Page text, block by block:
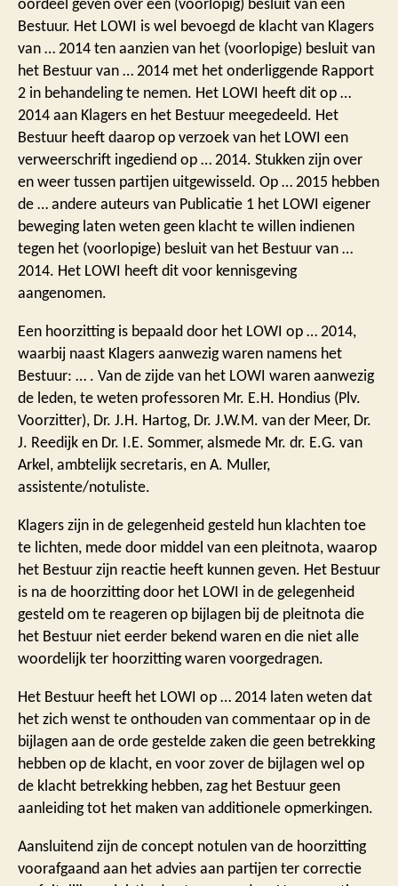
Bestuur. Het LOWI is wel bevoegd de klacht van Klagers
van … 2014 ten aanzien van het (voorlopige) besluit van
het Bestuur van … 2014 met het onderliggende Rapport
2 in behandeling te nemen. Het LOWI heeft dit op …
2014 aan Klagers en het Bestuur meegedeeld. Het
Bestuur heeft daarop op verzoek van het LOWI een
verweerschrift ingediend op … 2014. Stukken zijn over
en weer tussen partijen uitgewisseld. Op … 2015 hebben
de … andere auteurs van Publicatie 1 het LOWI eigener
beweging laten weten geen klacht te willen indienen
tegen het (voorlopige) besluit van het Bestuur van …
2014. Het LOWI heeft dit voor kennisgeving
aangenomen.
Een hoorzitting is bepaald door het LOWI op … 2014,
waarbij naast Klagers aanwezig waren namens het
Bestuur: … . Van de zijde van het LOWI waren aanwezig
de leden, te weten professoren Mr. E.H. Hondius (Plv.
Voorzitter), Dr. J.H. Hartog, Dr. J.W.M. van der Meer, Dr.
J. Reedijk en Dr. I.E. Sommer, alsmede Mr. dr. E.G. van
Arkel, ambtelijk secretaris, en A. Muller,
assistente/notuliste.
Klagers zijn in de gelegenheid gesteld hun klachten toe
te lichten, mede door middel van een pleitnota, waarop
het Bestuur zijn reactie heeft kunnen geven. Het Bestuur
is na de hoorzitting door het LOWI in de gelegenheid
gesteld om te reageren op bijlagen bij de pleitnota die
het Bestuur niet eerder bekend waren en die niet alle
woordelijk ter hoorzitting waren voorgedragen.
Het Bestuur heeft het LOWI op … 2014 laten weten dat
het zich wenst te onthouden van commentaar op in de
bijlagen aan de orde gestelde zaken die geen betrekking
hebben op de klacht, en voor zover de bijlagen wel op
de klacht betrekking hebben, zag het Bestuur geen
aanleiding tot het maken van additionele opmerkingen.
Aansluitend zijn de concept notulen van de hoorzitting
voorafgaand aan het advies aan partijen ter correctie